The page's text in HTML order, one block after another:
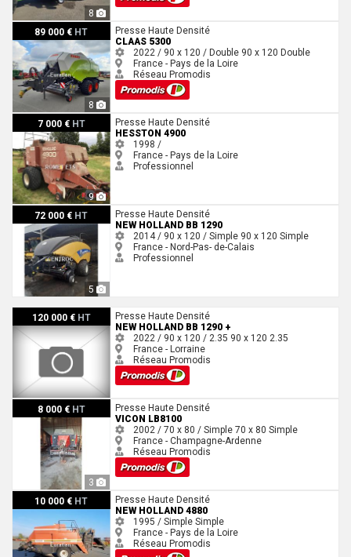
8
89 000 € HT
8
Claas 5300
Presse Haute Densité
CLAAS 5300
2022 / 90 x 120 / Double 90 x 120 Double
France - Pays de la Loire
Réseau Promodis
7 000 € HT
9
Hesston 4900
Presse Haute Densité
HESSTON 4900
1998 /
France - Pays de la Loire
Professionnel
72 000 € HT
5
New Holland BB 1290
Presse Haute Densité
NEW HOLLAND BB 1290
2014 / 90 x 120 / Simple 90 x 120 Simple
France - Nord-Pas- de-Calais
Professionnel
120 000 € HT
New Holland BB 1290 +
Presse Haute Densité
NEW HOLLAND BB 1290 +
2022 / 90 x 120 / 2.35 90 x 120 2.35
France - Lorraine
Réseau Promodis
8 000 € HT
3
Vicon LB8100
Presse Haute Densité
VICON LB8100
2002 / 70 x 80 / Simple 70 x 80 Simple
France - Champagne-Ardenne
Réseau Promodis
10 000 € HT
New Holland 4880
Presse Haute Densité
NEW HOLLAND 4880
1995 / Simple Simple
France - Pays de la Loire
Réseau Promodis